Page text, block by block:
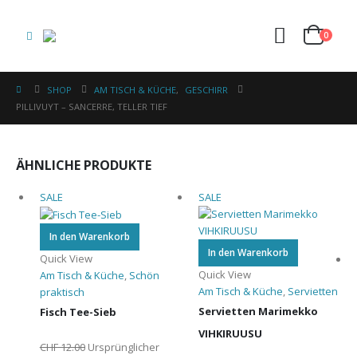
0
SHOP AM TISCH & KÜCHE,
GESCHIRR
PILLIVUYT – SANCERRE, TELLER TIEF
ÄHNLICHE PRODUKTE
SALE
In den Warenkorb
Quick View
Am Tisch & Küche Schön
praktisch
Fisch Tee-Sieb
CHF12.00 Ursprünglicher
SALE
In den Warenkorb
Quick View
Am Tisch & Küche Servietten
Servietten Marimekko
VIHKIRUUSU